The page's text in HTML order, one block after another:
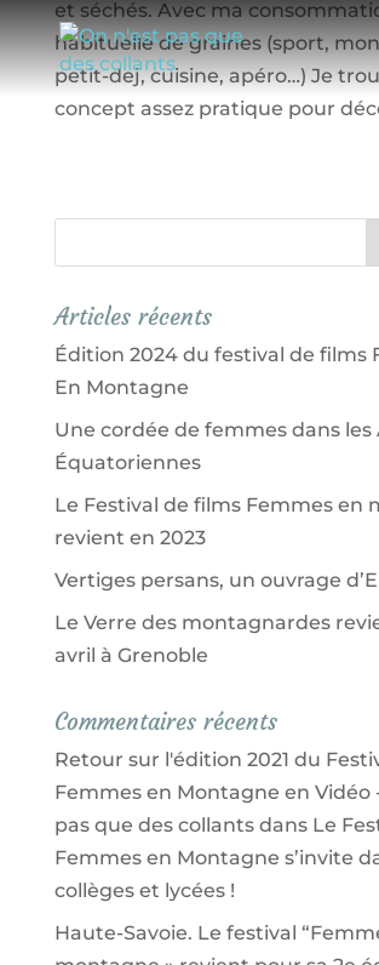
et séchés. Avec ma
habituelle de graines (sport,
petit-dej, cuisine, apéro…) Je
concept assez pratique pour
Articles récents
Édition 2024 du festival de films
En Montagne
Une cordée de femmes dans les
Équatoriennes
Le Festival de films Femmes en
revient en 2023
Vertiges persans, un ouvrage
Le Verre des montagnardes
avril à Grenoble
Commentaires récents
Retour sur l'édition 2021 du
Femmes en Montagne en Vidéo
pas que des collantsdans Le
Femmes en Montagne s’invite
collèges et lycées !
Haute-Savoie. Le festival